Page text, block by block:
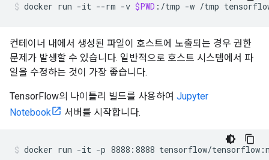
docker run -it --rm -v $PWD :/tmp -w /tmp
컨테이너 내에서 생성된 파일이 호스트에 노출되는 경우 권한
문제가 발생할 수 있습니다. 일반적으로 호스트 시스템에서 파
일을 수정하는 것이 가장 좋습니다.
TensorFlow의 나이틀리 빌드를 사용하여 Jupyter
Notebook
서버를 시작합니다.